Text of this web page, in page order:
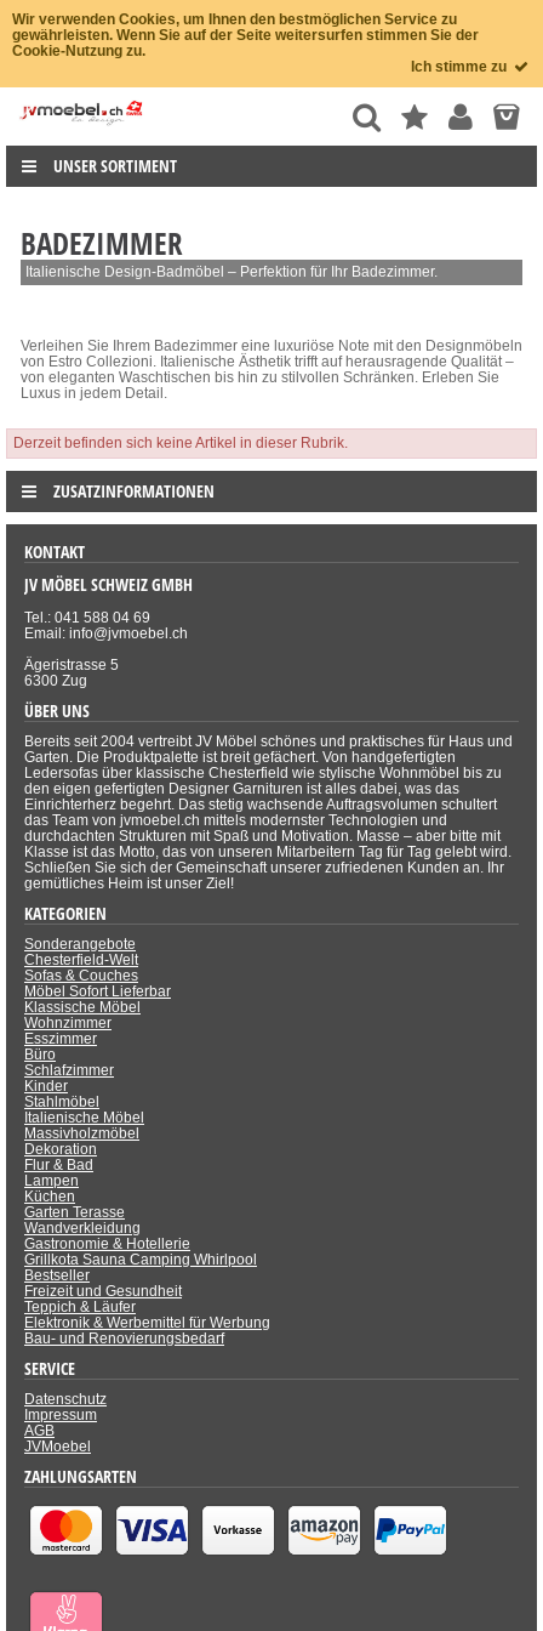
Wir verwenden Cookies, um Ihnen den bestmöglichen Service zu
gewährleisten. Wenn Sie auf der Seite weitersurfen stimmen Sie der
Cookie-Nutzung zu.
Ich stimme zu
UNSER SORTIMENT
BADEZIMMER
Italienische Design-Badmöbel – Perfektion für Ihr Badezimmer.
Verleihen Sie Ihrem Badezimmer eine luxuriöse Note mit den Designmöbeln
von Estro Collezioni. Italienische Ästhetik trifft auf herausragende Qualität –
von eleganten Waschtischen bis hin zu stilvollen Schränken. Erleben Sie
Luxus in jedem Detail.
Derzeit befinden sich keine Artikel in dieser Rubrik.
ZUSATZINFORMATIONEN
KONTAKT
JV MÖBEL SCHWEIZ GMBH
Tel.: 041 588 04 69
Email: info@jvmoebel.ch
Ägeristrasse 5
6300 Zug
ÜBER UNS
Bereits seit 2004 vertreibt JV Möbel schönes und praktisches für Haus und
Garten. Die Produktpalette ist breit gefächert. Von handgefertigten
Ledersofas über klassische Chesterfield wie stylische Wohnmöbel bis zu
den eigen gefertigten Designer Garnituren ist alles dabei, was das
Einrichterherz begehrt. Das stetig wachsende Auftragsvolumen schultert
das Team von jvmoebel.ch mittels modernster Technologien und
durchdachten Strukturen mit Spaß und Motivation. Masse – aber bitte mit
Klasse ist das Motto, das von unseren Mitarbeitern Tag für Tag gelebt wird.
Schließen Sie sich der Gemeinschaft unserer zufriedenen Kunden an. Ihr
gemütliches Heim ist unser Ziel!
KATEGORIEN
Sonderangebote
Chesterfield-Welt
Sofas & Couches
Möbel Sofort Lieferbar
Klassische Möbel
Wohnzimmer
Esszimmer
Büro
Schlafzimmer
Kinder
Stahlmöbel
Italienische Möbel
Massivholzmöbel
Dekoration
Flur & Bad
Lampen
Küchen
Garten Terasse
Wandverkleidung
Gastronomie & Hotellerie
Grillkota Sauna Camping Whirlpool
Bestseller
Freizeit und Gesundheit
Teppich & Läufer
Elektronik & Werbemittel für Werbung
Bau- und Renovierungsbedarf
SERVICE
Datenschutz
Impressum
AGB
JVMoebel
ZAHLUNGSARTEN